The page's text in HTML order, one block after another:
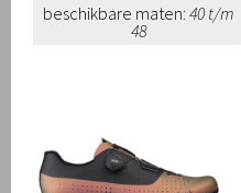
beschikbare maten: 40 t/m
48